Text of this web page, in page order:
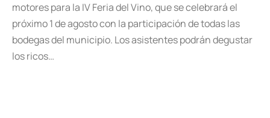
motores para la IV Feria del Vino, que se celebrará el
próximo 1 de agosto con la participación de todas las
bodegas del municipio. Los asistentes podrán degustar
los ricos…